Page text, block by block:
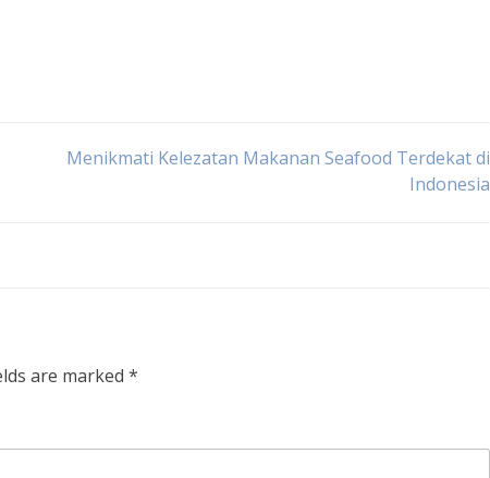
Menikmati Kelezatan Makanan Seafood Terdekat di
Indonesia
are marked *